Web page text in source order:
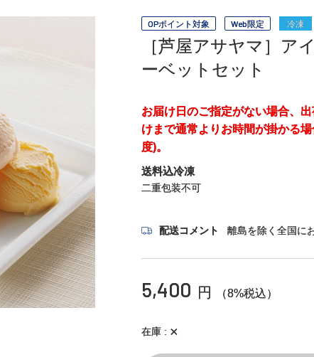
OPポイント対象 Web限定 冷凍
［芦屋アサヤマ］ア
ーベットセット
お届け日のご指定がない場合、
けまで通常よりお時間が掛かる
度)。
送料込冷凍
二重包装不可
配送コメント 離島を除く全国に
5,400 円 （8%税込）
在庫 ×